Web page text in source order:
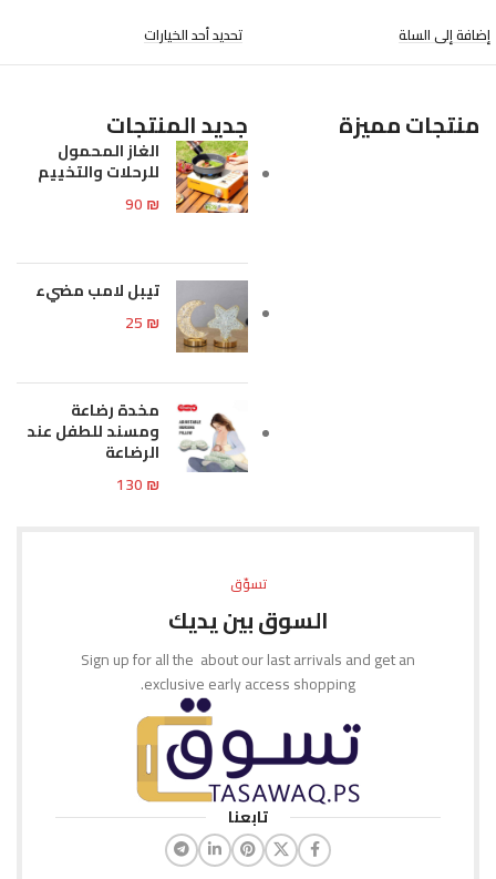
إضافة إلى السلة تحديد أحد الخيارات
منتجات مميزة جديد المنتجات
الغاز المحمول
للرحلات والتخييم
90₪
تيبل لامب مضيء
25₪
مخدة رضاعة
ومسند للطفل عند
الرضاعة
130₪
تسوّق
السوق بين يديك
Sign up for all the about our last arrivals and get an
exclusive early access shopping.
تابعنا